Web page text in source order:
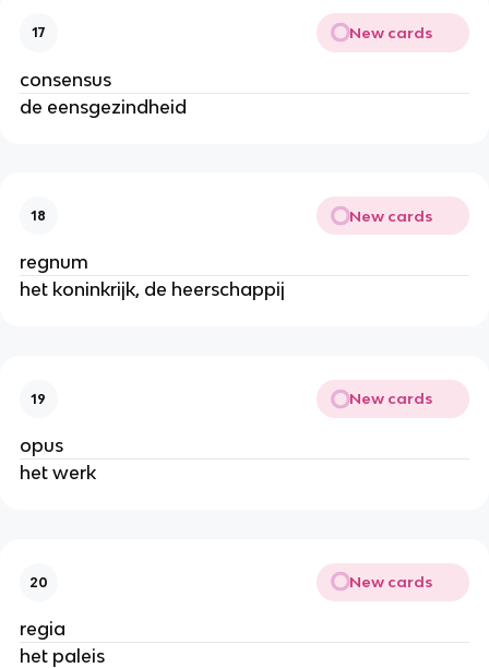
17 New cards
consensus
de eensgezindheid
18 New cards
regnum
het koninkrijk, de heerschappij
19 New cards
opus
het werk
20 New cards
regia
het paleis